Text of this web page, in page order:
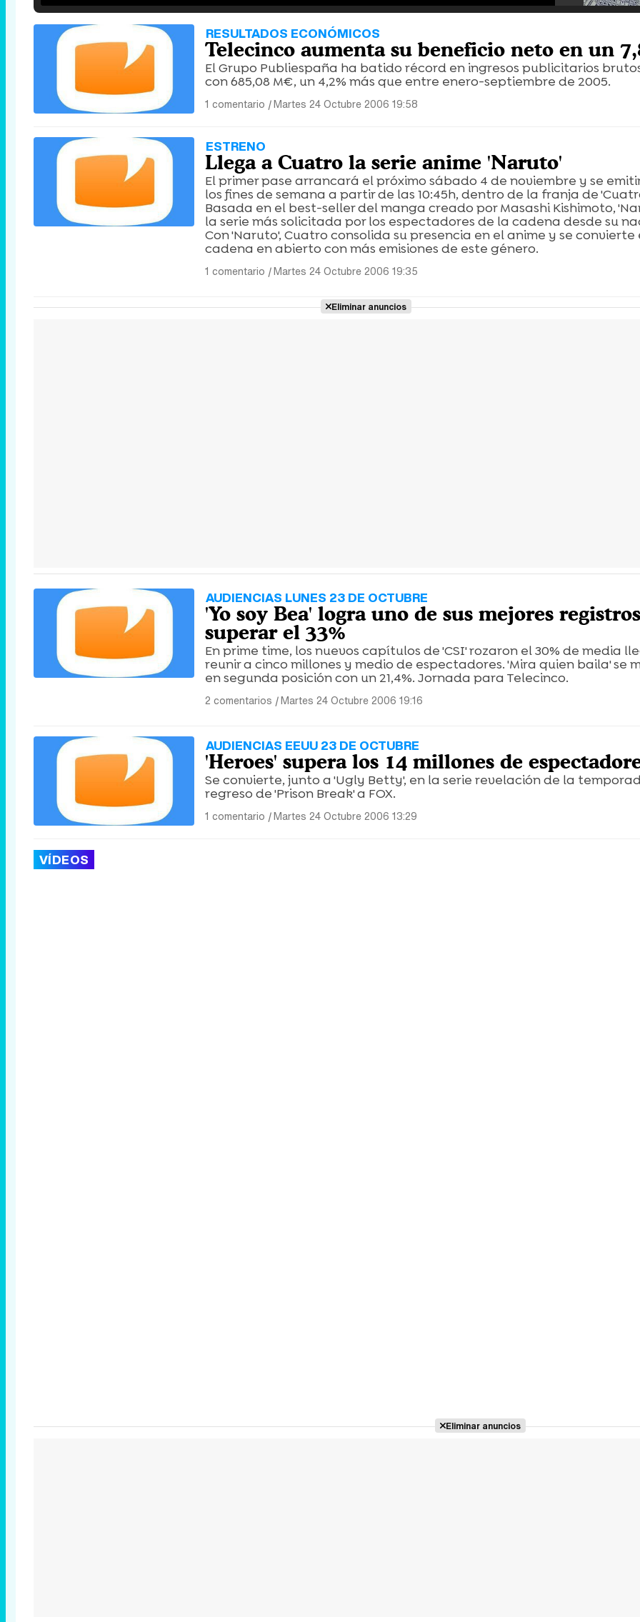
RESULTADOS ECONÓMICOS
Telecinco aumenta su beneficio neto en un
El Grupo Publiespaña ha batido récord en ingresos publicitarios
con 685,08 M€, un 4,2% más que entre enero-septiembre de 2005.
1 comentario |Martes 24 Octubre 2006 19:58
ESTRENO
Llega a Cuatro la serie anime 'Naruto'
El primer pase arrancará el próximo sábado 4 de noviembre y se
los fines de semana a partir de las 10:45h, dentro de la franja de
Basada en el best-seller del manga creado por Masashi Kishimoto,
la serie más solicitada por los espectadores de la cadena desde su
Con 'Naruto', Cuatro consolida su presencia en el anime y se convierte
cadena en abierto con más emisiones de este género.
1 comentario |Martes 24 Octubre 2006 19:35
Eliminar anuncios
AUDIENCIAS LUNES 23 DE OCTUBRE
'Yo soy Bea' logra uno de sus mejores
superar el 33%
En prime time, los nuevos capítulos de 'CSI' rozaron el 30% de media
reunir a cinco millones y medio de espectadores. 'Mira quien baila' se
en segunda posición con un 21,4%. Jornada para Telecinco.
2 comentarios |Martes 24 Octubre 2006 19:16
AUDIENCIAS EEUU 23 DE OCTUBRE
'Heroes' supera los 14 millones de
Se convierte, junto a 'Ugly Betty', en la serie revelación de la
regreso de 'Prison Break' a FOX.
1 comentario |Martes 24 Octubre 2006 13:29
VÍDEOS
Eliminar anuncios